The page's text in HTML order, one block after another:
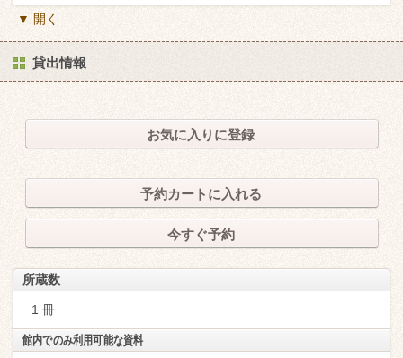
▼ 開く
貸出情報
お気に入りに登録
予約カートに入れる
今すぐ予約
所蔵数
1 冊
館内でのみ利用可能な資料